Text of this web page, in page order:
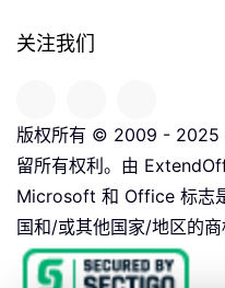
关注我们
版权所有 © 2009 -
留所有权利。由
Microsoft 和 Office 标志
国和/或其他国家/地区的商